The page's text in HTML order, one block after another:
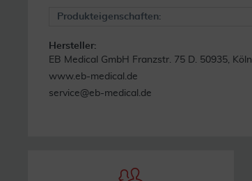
Produkteigenschaften:
Hersteller:
EB Medical GmbH Franzstr. 75 D. 50935, Köln
www.eb-medical.de
service@eb-medical.de